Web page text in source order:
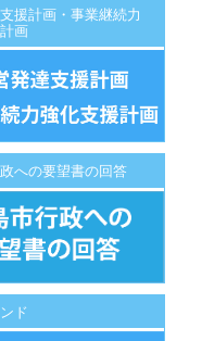
援計画・事業継続力
画
への要望書の回答
ド